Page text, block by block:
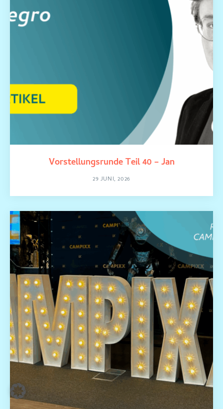
Vorstellungsrunde Teil 40 – Jan
29 JUNI, 2026